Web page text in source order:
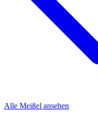
Alle Meißel ansehen